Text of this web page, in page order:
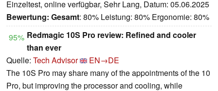
Einzeltest, online verfügbar, Sehr Lang, Datum: 05.06.2025
Bewertung: Gesamt: 80% Leistung: 80% Ergonomie: 80%
95% Redmagic 10S Pro review: Refined and cooler
than ever
Quelle: Tech Advisor
EN→DE
The 10S Pro may share many of the appointments of the 10
Pro, but improving the processor and cooling, while